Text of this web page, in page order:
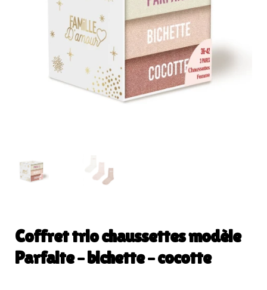
Coffret trio chaussettes modèle
Parfaite – bichette – cocotte